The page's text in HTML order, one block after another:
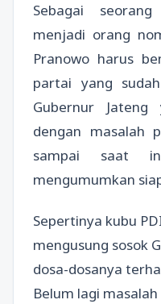
Sebagai
menjadi orang
Pranowo harus
partai yang
Gubernur
dengan masalah
sampai saat
mengumumkan
Sepertinya kubu
mengusung sosok
dosa-dosanya
Belum lagi